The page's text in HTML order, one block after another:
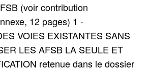
(voir contribution
12 pages) 1 -
VOIES EXISTANTES SANS
LES AFSB LA SEULE ET
retenue dans le dossier